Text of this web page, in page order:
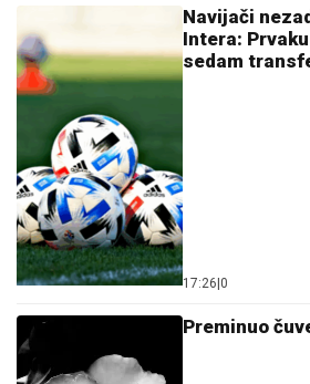
Navijači
Intera:
sedam
17:26 0
Preminuo